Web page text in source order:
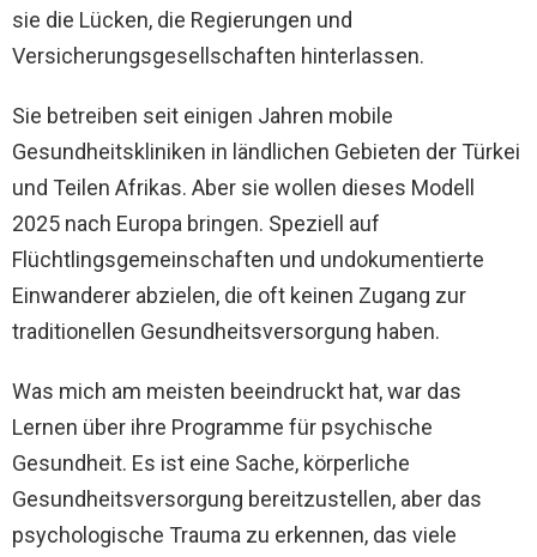
sie die Lücken, die Regierungen und
Versicherungsgesellschaften hinterlassen.
Sie betreiben seit einigen Jahren mobile
Gesundheitskliniken in ländlichen Gebieten der Türkei
und Teilen Afrikas. Aber sie wollen dieses Modell
2025 nach Europa bringen. Speziell auf
Flüchtlingsgemeinschaften und undokumentierte
Einwanderer abzielen, die oft keinen Zugang zur
traditionellen Gesundheitsversorgung haben.
Was mich am meisten beeindruckt hat, war das
Lernen über ihre Programme für psychische
Gesundheit. Es ist eine Sache, körperliche
Gesundheitsversorgung bereitzustellen, aber das
psychologische Trauma zu erkennen, das viele